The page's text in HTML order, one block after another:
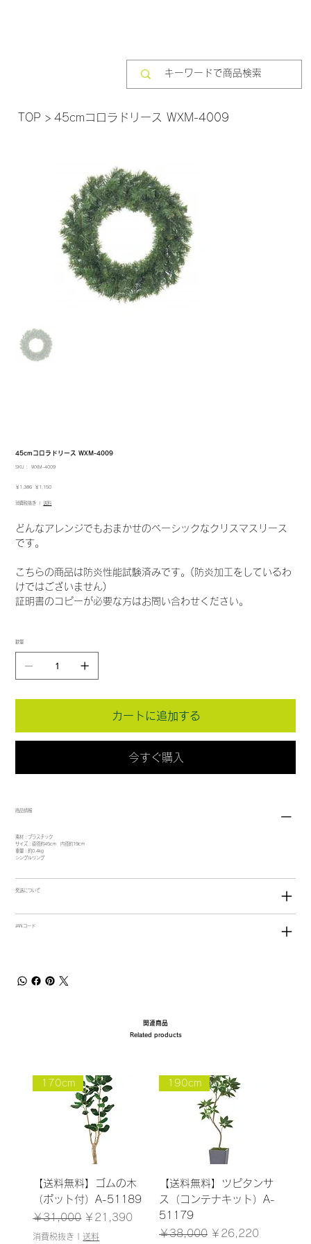
TOP > 45cmコロラドリース WXM-4009
45cmコロラドリース WXM-4009
SKU：
SKU：
WXM-4009
元
価
￥1,386
セ
ル
格
￥1,150
消費税抜き | 送料
どんなアレンジでもおまかせのベーシックなクリスマスリース
です。
こちらの商品は防炎性能試験済みです。(防炎加工をしているわ
けではございません)
証明書のコピーが必要な方はお問い合わせください。
数量
カートに追加する
今すぐ購入
商品情報
素材：プラスチック
サイズ：直径約45cm 内径約19cm
重量：約0.4kg
シングルリング
発送について
JANコード
関連商品
Related products
170cm
【送料無料】ゴムの木
（ポット付）A-51189
通常価格
￥31,000 セール価格
￥21,390
消費税抜き 送料
190cm
【送料無料】ツピタンサ
ス（コンテナキット）A-
51179
通常価格
￥38,000 セール価格
￥26,220